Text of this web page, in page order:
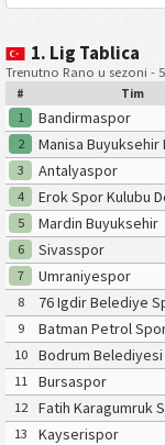
1. Lig Tablica
Trenutno Rano u sezoni -
# Tim
1 Bandirmaspor
2
Manisa Buyuksehir
Spor Kulubu
3
Antalyaspor
4
Erok Spor Kulubu
5
Mardin Buyuksehir
Belediyespor
6
Sivasspor
7
Umraniyespor
8
76 Igdir Belediye
Kulubu
9
Batman Petrol
10
Bodrum
Spor Kulubu
11
Bursaspor
12
Fatih Karagumruk
Kulubu
13
Kayserispor